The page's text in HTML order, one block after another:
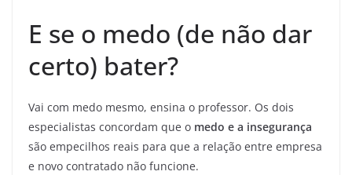
E se o medo (de não dar
certo) bater?
Vai com medo mesmo, ensina o professor. Os dois
especialistas concordam que o medo e a insegurança
são empecilhos reais para que a relação entre empresa
e novo contratado não funcione.